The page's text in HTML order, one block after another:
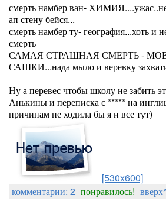
смерть намбер ван-
ап стену бейся...
смерть намбер ту- география...хоть и
смерть
САМАЯ СТРАШНАЯ СМЕРТЬ -
САШКИ...нада мыло и веревку
Ну а перевес чтобы школу не забить
Анькины и переписка с ***** на
причинам не ходила бы я и все тут)
[530x600]
комментарии: 2 понравилось!